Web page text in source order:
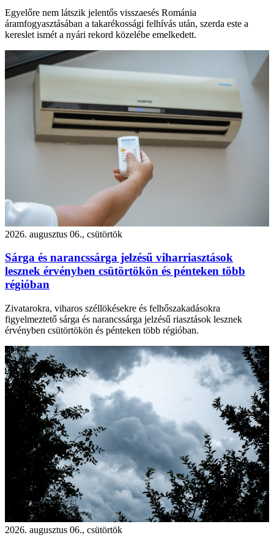
Egyelőre nem látszik jelentős visszaesés Románia
áramfogyasztásában a takarékossági felhívás után, szerda este a
kereslet ismét a nyári rekord közelébe emelkedett.
2026. augusztus 06., csütörtök
Sárga és narancssárga jelzésű viharriasztások
lesznek érvényben csütörtökön és pénteken több
régióban
Zivatarokra, viharos széllökésekre és felhőszakadásokra
figyelmeztető sárga és narancssárga jelzésű riasztások lesznek
érvényben csütörtökön és pénteken több régióban.
2026. augusztus 06., csütörtök